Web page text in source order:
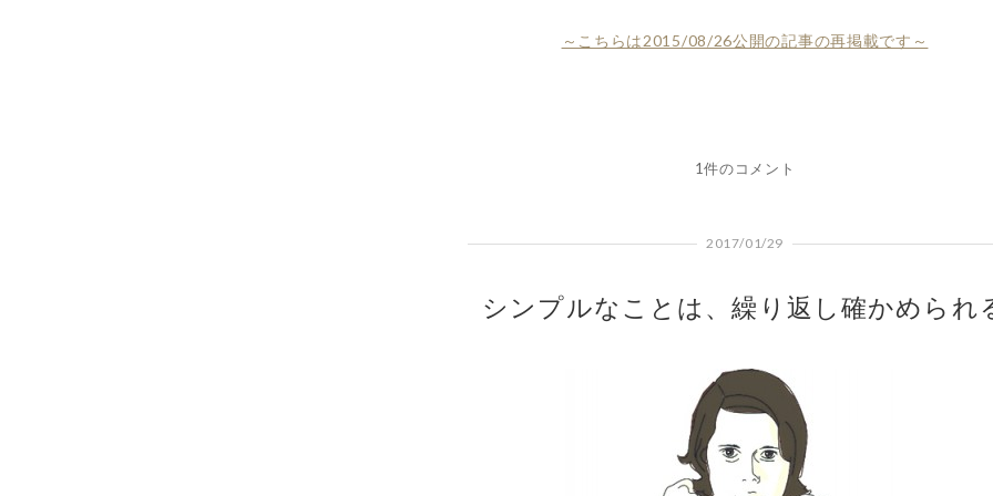
～こちらは2015/08/26公開の記事の再掲載です～
1件のコメント
2017/01/29
シンプルなことは、繰り返し確かめられ